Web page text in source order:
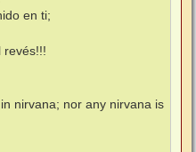
en ti;
revés!!!
nirvana; nor any nirvana is